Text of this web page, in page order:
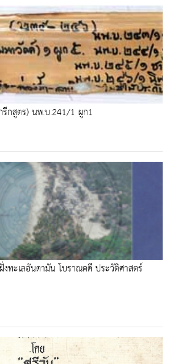
กสูตร) นพ.บ.241/1 ผูก1
งทะเลอันดามัน โบราณคดี ประวัติศาสตร์